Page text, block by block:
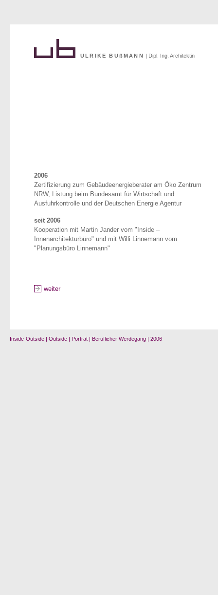
ULRIKE BUßMANN | Dipl. Ing. Architektin
2006
Zertifizierung zum Gebäudeenergieberater am Öko Zentrum
NRW, Listung beim Bundesamt für Wirtschaft und
Ausfuhrkontrolle und der Deutschen Energie Agentur
seit 2006
Kooperation mit Martin Jander vom "Inside –
Innenarchitekturbüro" und mit Willi Linnemann vom
"Planungsbüro Linnemann"
weiter
Inside-Outside | Outside | Porträt | Beruflicher Werdegang | 2006